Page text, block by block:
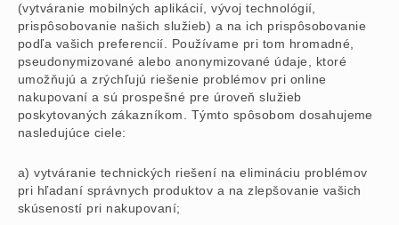
(vytváranie mobilných aplikácií, vývoj technológií,
prispôsobovanie našich služieb) a na ich prispôsobovanie
podľa vašich preferencií. Používame pri tom hromadné,
pseudonymizované alebo anonymizované údaje, ktoré
umožňujú a zrýchľujú riešenie problémov pri online
nakupovaní a sú prospešné pre úroveň služieb
poskytovaných zákazníkom. Týmto spôsobom dosahujeme
nasledujúce ciele:
a) vytváranie technických riešení na elimináciu problémov
pri hľadaní správnych produktov a na zlepšovanie vašich
skúseností pri nakupovaní;